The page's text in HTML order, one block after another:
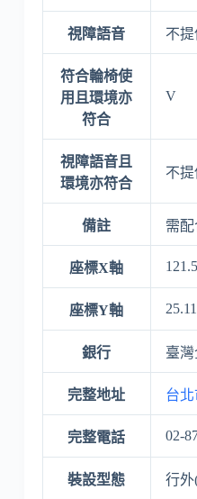
視障語音 不
符合輪椅使
用且環境亦
符合
V
視障語音且
環境亦符合
不
備註 需
座標X軸
座標Y軸
銀行 臺
完整地址 台
完整電話 02-
裝設型態 行外